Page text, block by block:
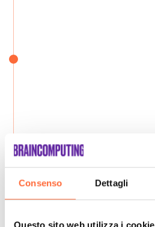
Consenso Dettagli
Questo sito web utilizza i cookie